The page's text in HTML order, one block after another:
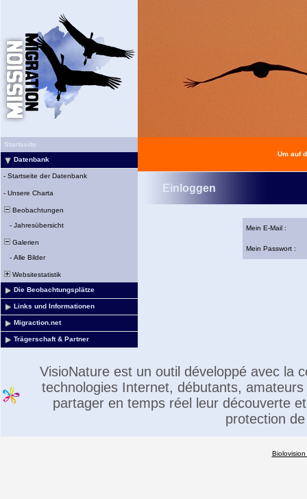
Startseite
Datenbank
- Startseite der Datenbank
- Unsere Charta
Beobachtungen
- Jahresübersicht
Galerien
- Alle Bilder
Websitestatistik
Die Beobachtungsplätze
Links und Informationen
Migraction.net
Trägerschaft & Partner
Um auf
Einloggen
Mein E-Mail :
Mein Passwort :
VisioNature est un outil développé avec la
technologies Internet, débutants,
partager en temps réel leur découverte
protection
Biolovision